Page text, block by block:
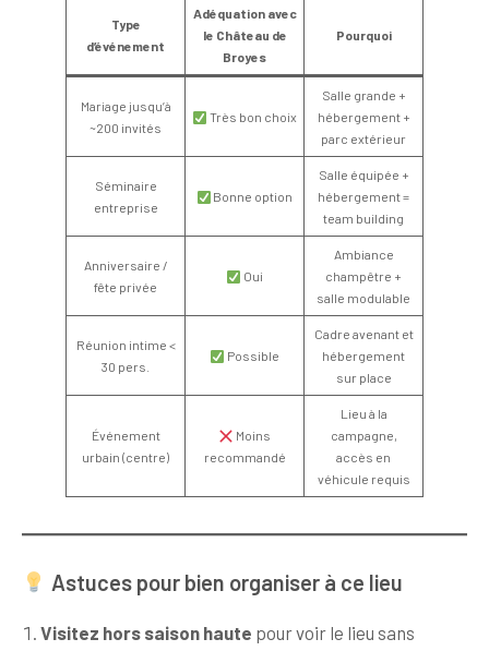
Type
d’événement
Adéquation avec
le Château de
Broyes
Pourquoi
Mariage jusqu’à
~200 invités
Très bon choix
Salle grande +
hébergement +
parc extérieur
Séminaire
entreprise
Bonne option
Salle équipée +
hébergement =
team building
Anniversaire /
fête privée
Oui
Ambiance
champêtre +
salle modulable
Réunion intime <
30 pers.
Possible
Cadre avenant et
hébergement
sur place
Événement
urbain (centre)
Moins
recommandé
Lieu à la
campagne,
accès en
véhicule requis
Astuces pour bien organiser à ce lieu
Visitez hors saison haute pour voir le lieu sans